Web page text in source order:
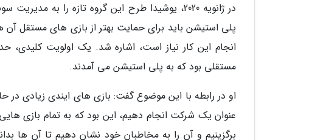
در ژانویه 2020، یوشیدا طرح این گروه تازه را
پلی استیشن باید برای حمایت بهتر از بازی های مستقل
انجام این کار نیاز است، اشاره شد. یک اولویت کلیدی،
مستقلی بود که به پلی استیشن می آمدند.
او در رابطه با این موضوع گفت: بازی های ایندی زیادی در
عنوان یک شرکت انجام دهیم، این بود که به تمام بازی
برگزینیم و آن را به مخاطبان خود نشان دهیم تا آن ها